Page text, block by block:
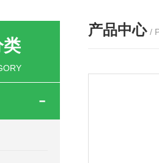
类
产品中心 /